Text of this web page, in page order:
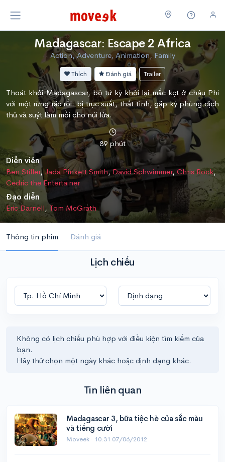
Madagascar: Escape 2 Africa
Action, Adventure, Animation, Family
Thích Đánh giá Trailer
Thoát khỏi Madagascar, bộ tứ kỳ khôi lại mắc kẹt ở châu Phi
với một rừng rắc rối: bị trục suất, thất tình, gặp kỳ phùng địch
thủ và suýt làm mồi cho núi lửa.
89 phút
Diễn viên
Ben Stiller, Jada Pinkett Smith,David Schwimmer, Chris Rock,
Cedric the Entertainer
Đạo diễn
Eric Darnell, Tom McGrath
Thông tin phim Đánh giá
Lịch chiếu
Không có lịch chiếu phù hợp với điều kiện tìm kiếm của
bạn.
Hãy thử chọn một ngày khác hoặc định dạng khác.
Tin liên quan
Madagascar 3, bữa tiệc hè của sắc màu
và tiếng cười
Moveek · 10:31 07/06/2012